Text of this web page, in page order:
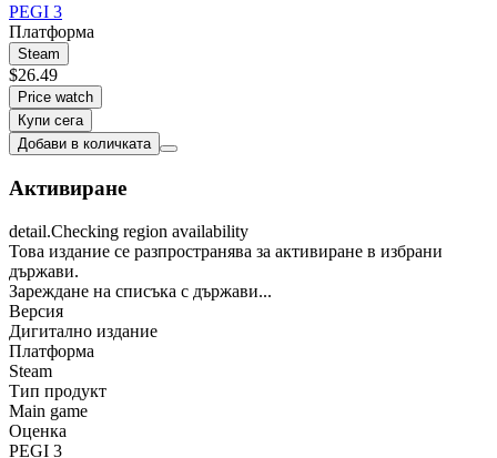
PEGI 3
Платформа
Steam
$26.49
Price watch
Купи сега
Добави в количката
Активиране
detail.Checking region availability
Това издание се разпространява за активиране в избрани
държави.
Зареждане на списъка с държави...
Версия
Дигитално издание
Платформа
Steam
Тип продукт
Main game
Оценка
PEGI 3